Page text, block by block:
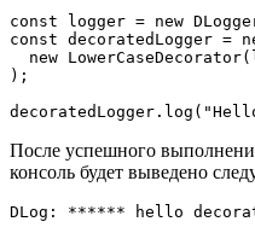
const logger = new
const decoratedLogger =
new
);
После успешного
консоль будет выведено
DLog: ****** hello